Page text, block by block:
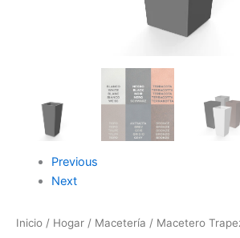
Previous
Next
Inicio / Hogar / Macetería / Macetero